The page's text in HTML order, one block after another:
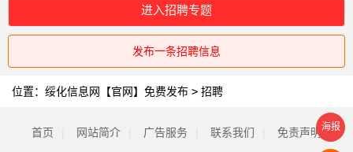
进入招聘专题
发布一条招聘信息
位置： 绥化信息网【官网】免费发布 > 招聘
首页 网站简介 广告服务 联系我们 免责声明 海报